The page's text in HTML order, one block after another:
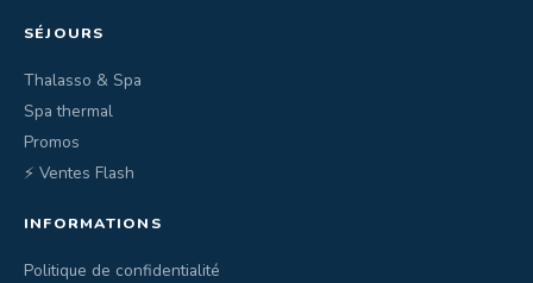
SÉJOURS
Thalasso & Spa
Spa thermal
Promos
⚡ Ventes Flash
INFORMATIONS
Politique de confidentialité